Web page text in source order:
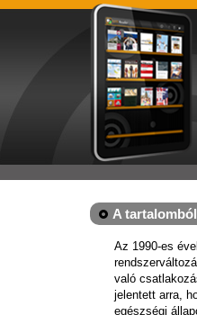
A
Az 1990-es
való
jelentett arra,
egészségi